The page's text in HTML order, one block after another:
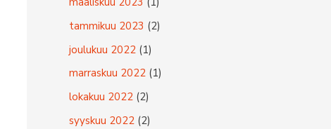
tammikuu 2023 (2)
joulukuu 2022 (1)
marraskuu 2022 (1)
lokakuu 2022 (2)
syyskuu 2022 (2)